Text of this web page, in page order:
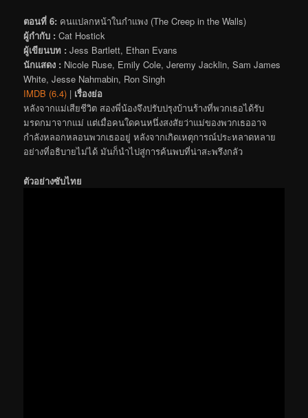
ตอนที่ 6: คนแปลกหน้าในกำแพง (The Creep in the Walls)
ผู้กำกับ : Cat Hostick
ผู้เขียนบท : Jess Bartlett, Ethan Evans
นักแสดง : Nicole Ruse, Emily Cole, Jeremy Jacklin, Sam James
White, Jesse Nahmabin, Ron Singh
IMDB (6.4) | เรื่องย่อ
หลังจากแม่เสียชีวิต สองพี่น้องจึงปรับปรุงบ้านร้างที่พวกเธอได้รับ
มรดกมาจากแม่ แต่เมื่อคนใดคนหนึ่งสงสัยว่าแม่ของพวกเธออาจ
กำลังหลอกหลอนพวกเธออยู่ หลังจากเกิดเหตุการณ์ประหลาดหลาย
อย่างที่อธิบายไม่ได้ มันก็นำไปสู่การค้นพบที่น่าสะพรึงกลัว
ตัวอย่างซับไทย